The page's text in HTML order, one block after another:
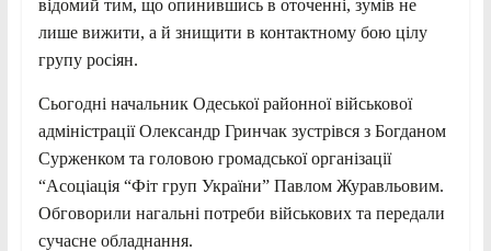
відомий тим, що опинившись в оточенні, зумів не
лише вижити, а й знищити в контактному бою цілу
групу росіян.
Сьогодні начальник Одеської районної військової
адміністрації Олександр Гринчак зустрівся з Богданом
Сурженком та головою громадської організації
“Асоціація “Фіт груп України” Павлом Журавльовим.
Обговорили нагальні потреби військових та передали
сучасне обладнання.